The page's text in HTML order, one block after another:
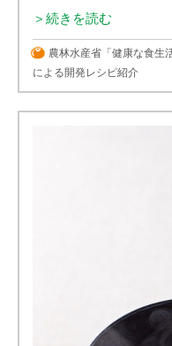
＞続きを読む
農林水産省「健康な食生
による開発レシピ紹介